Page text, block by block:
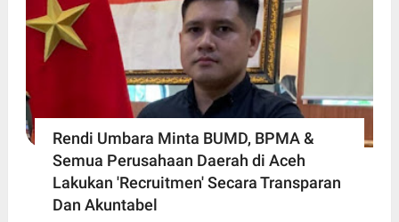
Rendi Umbara Minta BUMD, BPMA &
Semua Perusahaan Daerah di Aceh
Lakukan 'Recruitmen' Secara Transparan
Dan Akuntabel